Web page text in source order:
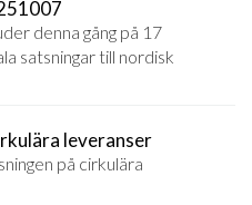
denna gång på 17
satsningar till nordisk
leveranser
på cirkulära